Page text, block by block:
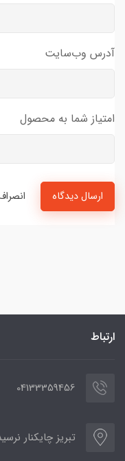
آدرس وب‌سایت
امتیاز شما به محصول
ارسال دیدگاه
ارتباط
04133359456
تبریز چایکنار